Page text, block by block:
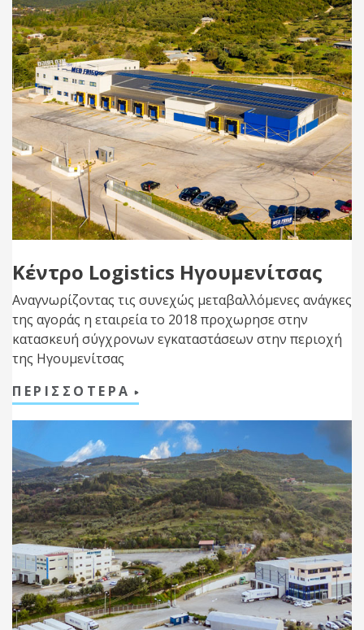
Κέντρο Logistics Ηγουμενίτσας
Αναγνωρίζοντας τις συνεχώς μεταβαλλόμενες ανάγκες
της αγοράς η εταιρεία το 2018 προχωρησε στην
κατασκευή σύγχρονων εγκαταστάσεων στην περιοχή
της Ηγουμενίτσας
ΠΕΡΙΣΣΟΤΕΡΑ